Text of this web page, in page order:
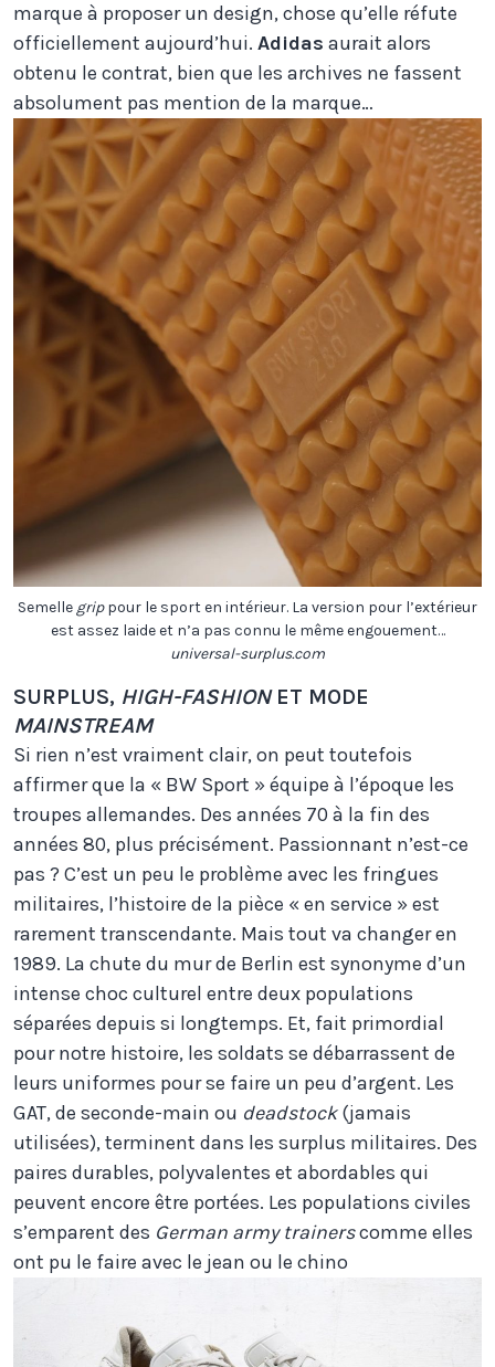
marque à proposer un design, chose qu’elle réfute
officiellement aujourd’hui. Adidas aurait alors
obtenu le contrat, bien que les archives ne fassent
absolument pas mention de la marque…
Semelle grippour le sport en intérieur. La version pour l’extérieur
est assez laide et n’a pas connu le même engouement…
universal-surplus.com
SURPLUS, HIGH-FASHIONET MODE
MAINSTREAM
Si rien n’est vraiment clair, on peut toutefois
affirmer que la « BW Sport » équipe à l’époque les
troupes allemandes. Des années 70 à la fin des
années 80, plus précisément. Passionnant n’est-ce
pas ? C’est un peu le problème avec les fringues
militaires, l’histoire de la pièce « en service » est
rarement transcendante. Mais tout va changer en
1989. La chute du mur de Berlin est synonyme d’un
intense choc culturel entre deux populations
séparées depuis si longtemps. Et, fait primordial
pour notre histoire, les soldats se débarrassent de
leurs uniformes pour se faire un peu d’argent. Les
GAT, de seconde-main ou deadstock(jamais
utilisées), terminent dans les surplus militaires. Des
paires durables, polyvalentes et abordables qui
peuvent encore être portées. Les populations civiles
s’emparent des German army trainerscomme elles
ont pu le faire avec le jean ou le chino